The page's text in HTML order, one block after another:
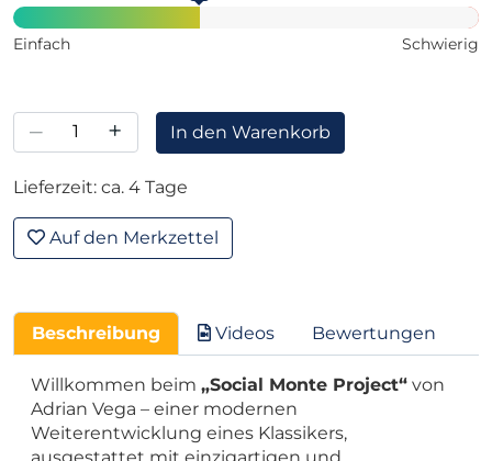
Einfach Schwierig
– + In den Warenkorb
Lieferzeit: ca. 4 Tage
Auf den Merkzettel
Beschreibung Videos Bewertungen
Willkommen beim „Social Monte Project“ von
Adrian Vega – einer modernen
Weiterentwicklung eines Klassikers,
ausgestattet mit einzigartigen und